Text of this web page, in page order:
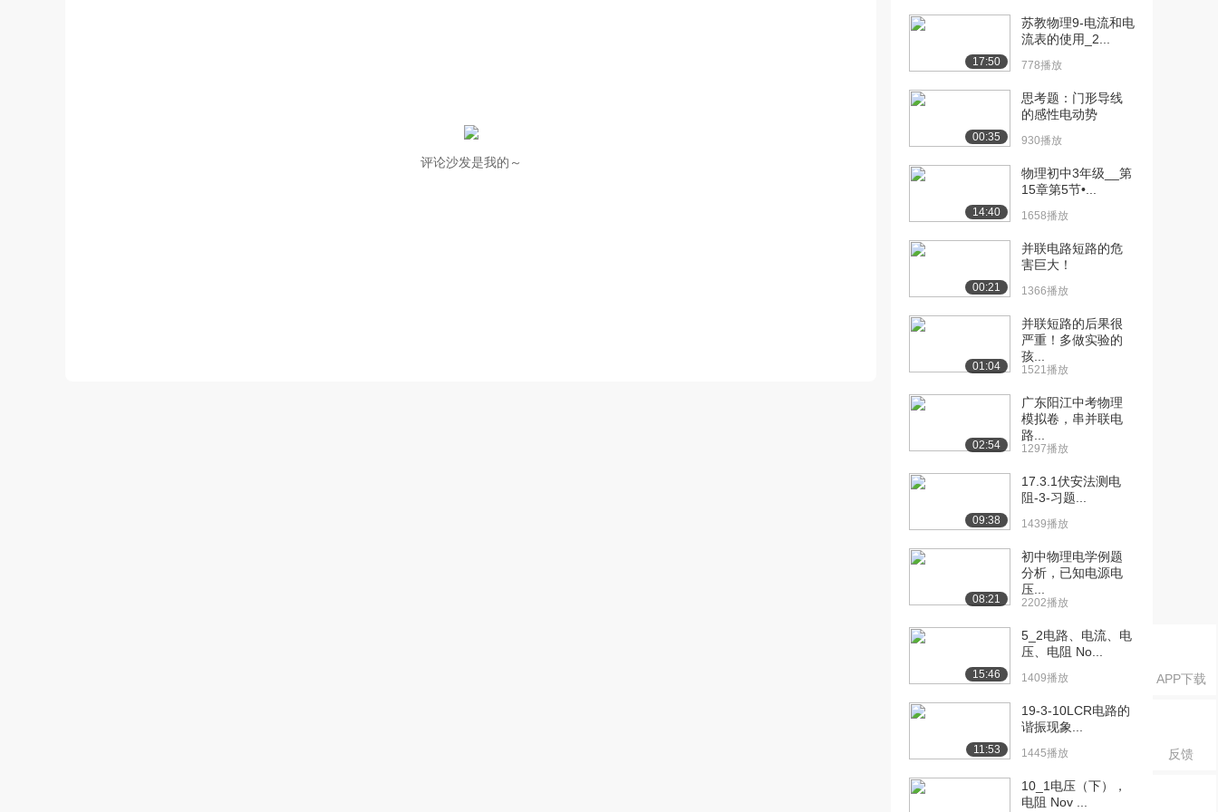
APP下载
反馈
评论沙发是我的～
压特点
[12] 探究电流与电压的关
系
[13] 测量小灯泡的电功率
1819播放
[14] 探究产生感应电流的
条件
17:50
苏教物理9-电流和电
流表的使用_2...
778播放
00:35
思考题：门形导线
的感性电动势
930播放
14:40
物理初中3年级__第
15章第5节•...
1658播放
00:21
并联电路短路的危
害巨大！
1366播放
01:04
并联短路的后果很
严重！多做实验的
孩...
1521播放
02:54
广东阳江中考物理
模拟卷，串并联电
路...
1297播放
09:38
17.3.1伏安法测电
阻-3-习题...
1439播放
08:21
初中物理电学例题
分析，已知电源电
压...
2202播放
15:46
5_2电路、电流、电
压、电阻 No...
1409播放
11:53
19-3-10LCR电路的
谐振现象...
1445播放
10_1电压（下），
电阻 Nov ...